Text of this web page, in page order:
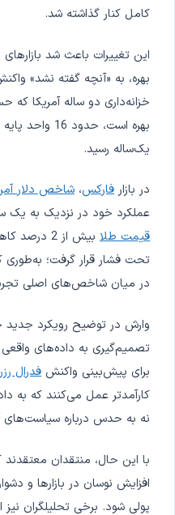
کامل کنار گذاشته شد.
این تغییرات باعث شد
بهره، به «آنچه گفته نشد»
خزانه‌داری دو ساله آمریکا
بهره است،
یک‌ساله رسید.
در بازار فارکس، شاخص دلار
عملکرد خود در نزدیک به یک
قیمت طلا
بیش از 2
تحت فشار قرار گرفت؛ به‌طوری
در میان شاخص‌های اصلی
وارش در توضیح رویکرد جدید
تصمیم‌گیری به داده‌های
برای پیش‌بینی واکنش فدرال
کارآمدتر عمل می‌کنند که به
نه به حدس درباره سیاست‌های
با این حال، منتقدان
افزایش نوسان در بازارها و
پولی شود. برخی تحلیلگران نیز